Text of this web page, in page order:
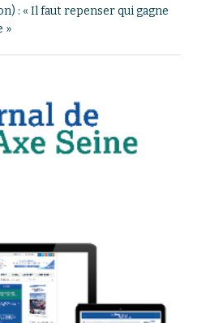
: « Il faut repenser qui gagne
»